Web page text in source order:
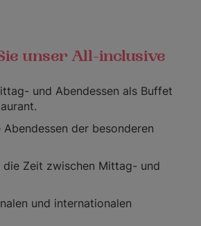
unser All-inclusive
und Abendessen als Buffet
der besonderen
die Zeit zwischen Mittag- und
und internationalen